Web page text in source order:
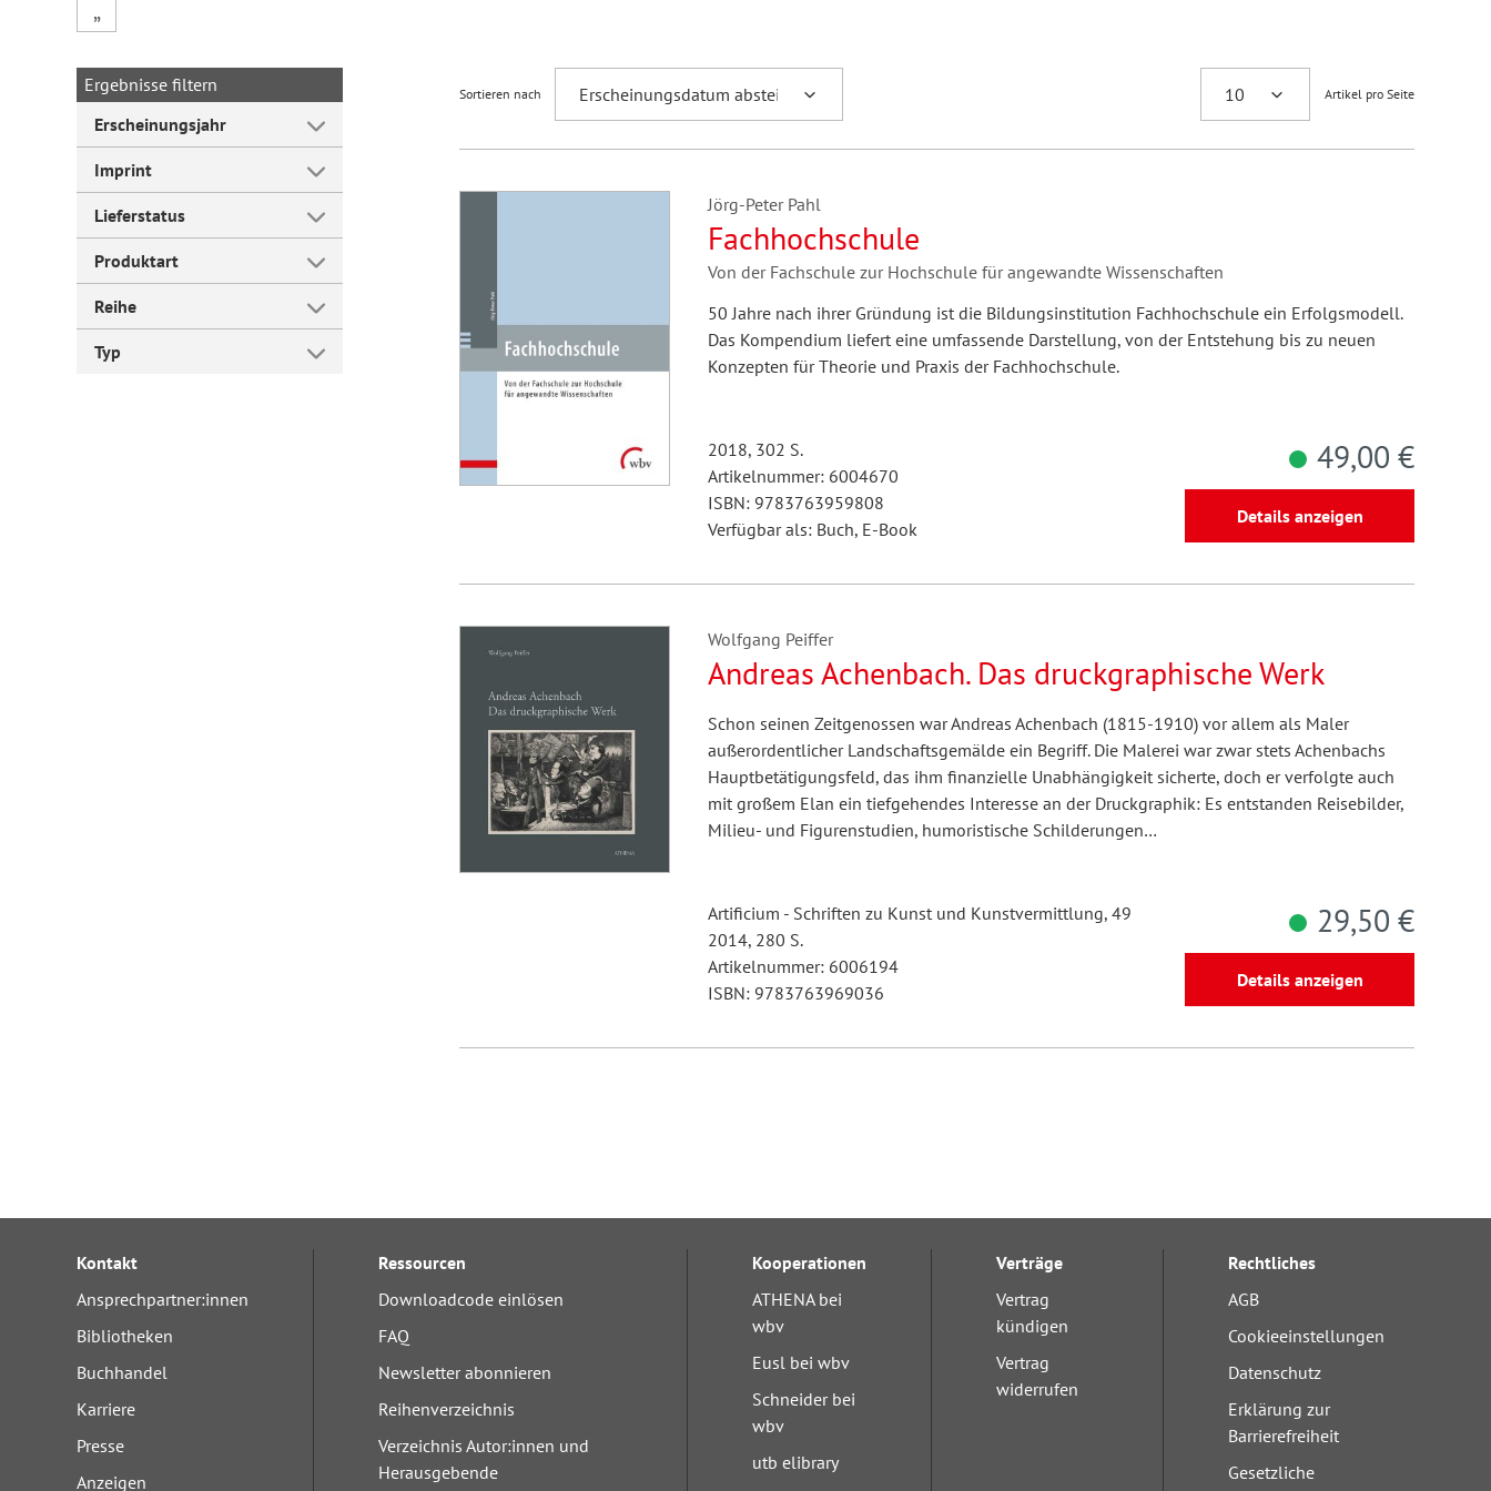
Forum Arbeitslehre
„
Ergebnisse filtern
Erscheinungsjahr
Imprint
Lieferstatus
Produktart
Reihe
Typ
Sortieren nach Artikel pro Seite
Jörg-Peter Pahl
Fachhochschule
Von der Fachschule zur Hochschule für angewandte Wissenschaften
50 Jahre nach ihrer Gründung ist die Bildungsinstitution Fachhochschule ein Erfolgsmodell.
Das Kompendium liefert eine umfassende Darstellung, von der Entstehung bis zu neuen
Konzepten für Theorie und Praxis der Fachhochschule.
2018, 302 S.
Artikelnummer: 6004670
ISBN: 9783763959808
Verfügbar als: Buch, E-Book
49,00 €
Details anzeigen
Wolfgang Peiffer
Andreas Achenbach. Das druckgraphische Werk
Schon seinen Zeitgenossen war Andreas Achenbach (1815-1910) vor allem als Maler
außerordentlicher Landschaftsgemälde ein Begriff. Die Malerei war zwar stets Achenbachs
Hauptbetätigungsfeld, das ihm finanzielle Unabhängigkeit sicherte, doch er verfolgte auch
mit großem Elan ein tiefgehendes Interesse an der Druckgraphik: Es entstanden Reisebilder,
Milieu- und Figurenstudien, humoristische Schilderungen…
Artificium - Schriften zu Kunst und Kunstvermittlung, 49
2014, 280 S.
Artikelnummer: 6006194
ISBN: 9783763969036
29,50 €
Details anzeigen
Kontakt
Ansprechpartner:innen
Bibliotheken
Buchhandel
Karriere
Presse
Anzeigen
Ressourcen
Downloadcode einlösen
FAQ
Newsletter abonnieren
Reihenverzeichnis
Verzeichnis Autor:innen und
Herausgebende
Kooperationen
ATHENA bei
wbv
Eusl bei wbv
Schneider bei
wbv
utb elibrary
Verträge
Vertrag
kündigen
Vertrag
widerrufen
Rechtliches
AGB
Cookieeinstellungen
Datenschutz
Erklärung zur
Barrierefreiheit
Gesetzliche